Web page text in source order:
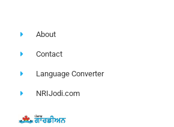
About
Contact
Language Converter
NRIJodi.com